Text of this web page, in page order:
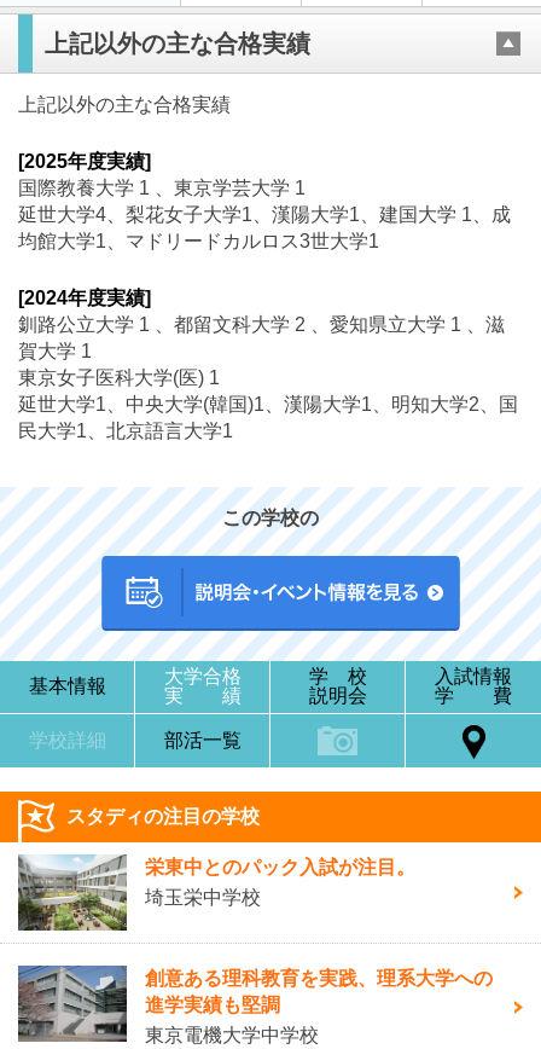
上記以外の主な合格実績
上記以外の主な合格実績
[2025年度実績]
国際教養大学 1 、東京学芸大学 1
延世大学4、梨花女子大学1、漢陽大学1、建国大学 1、成
均館大学1、マドリードカルロス3世大学1
[2024年度実績]
釧路公立大学 1 、都留文科大学 2 、愛知県立大学 1 、滋
賀大学 1
東京女子医科大学(医) 1
延世大学1、中央大学(韓国)1、漢陽大学1、明知大学2、国
民大学1、北京語言大学1
この学校の
基本情報
大学合格
実 績
学 校
説明会
入試情報
学 費
学校詳細 部活一覧
スタディの注目の学校
栄東中とのパック入試が注目。
埼玉栄中学校
創意ある理科教育を実践、理系大学への
進学実績も堅調
東京電機大学中学校